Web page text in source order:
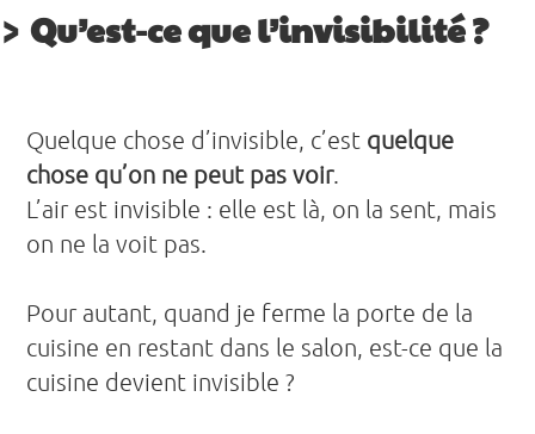
Qu’est-ce que l’invisibilité ?
Quelque chose d’invisible, c’est quelque
chose qu’on ne peut pas voir.
L’air est invisible : elle est là, on la sent, mais
on ne la voit pas.
Pour autant, quand je ferme la porte de la
cuisine en restant dans le salon, est-ce que la
cuisine devient invisible ?